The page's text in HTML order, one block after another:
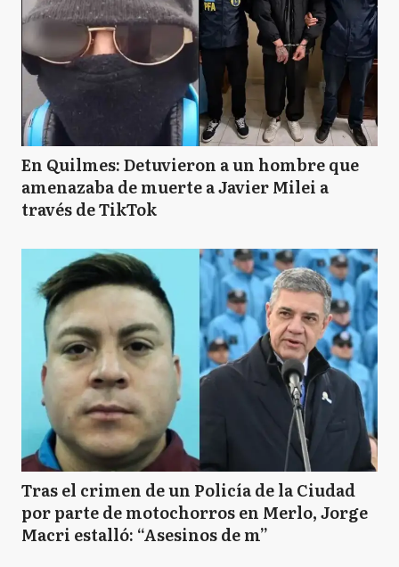
En Quilmes: Detuvieron a un hombre que
amenazaba de muerte a Javier Milei a
través de TikTok
Tras el crimen de un Policía de la Ciudad
por parte de motochorros en Merlo, Jorge
Macri estalló: “Asesinos de m”